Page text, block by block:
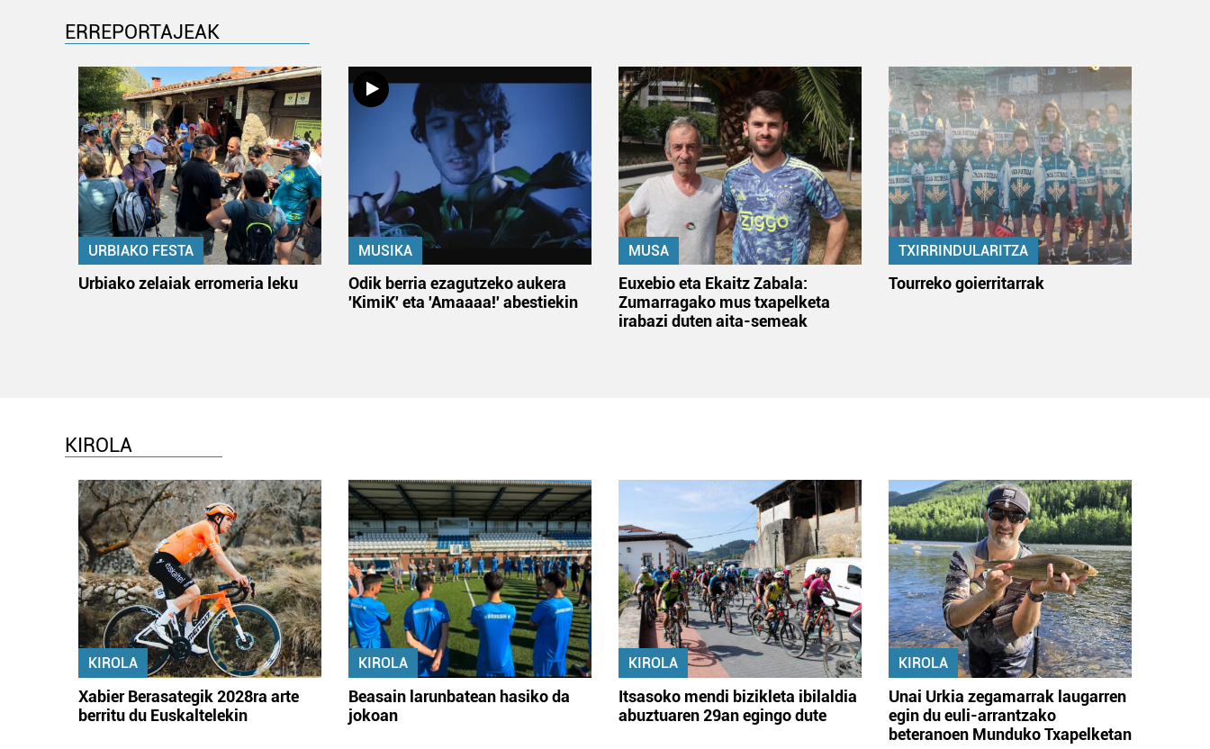
ERREPORTAJEAK
URBIAKO FESTA
Urbiako zelaiak erromeria leku
MUSIKA
Odik berria ezagutzeko aukera
'KimiK' eta 'Amaaaa!' abestiekin
MUSA
Euxebio eta Ekaitz Zabala:
Zumarragako mus txapelketa
irabazi duten aita-semeak
TXIRRINDULARITZA
Tourreko goierritarrak
KIROLA
KIROLA
Xabier Berasategik 2028ra arte
berritu du Euskaltelekin
KIROLA
Beasain larunbatean hasiko da
jokoan
KIROLA
Itsasoko mendi bizikleta ibilaldia
abuztuaren 29an egingo dute
KIROLA
Unai Urkia zegamarrak laugarren
egin du euli-arrantzako
beteranoen Munduko Txapelketan